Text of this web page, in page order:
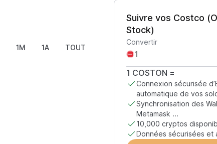
1M 1A TOUT
Suivre vos Costco
Stock)
Convertir
1 COSTON =
Connexion sécurisée
automatique de vos
Synchronisation des
Metamask ...
10,000 cryptos
Données sécurisées et